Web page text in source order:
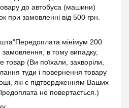
до автобуса (машини)
при замовленні від 500 грн.
мінімум 200
замовлення, в тому випадку,
(Ви поїхали, захворіли,
туди і повернення товару
які є підтвердженням Ваших
не повертається.)